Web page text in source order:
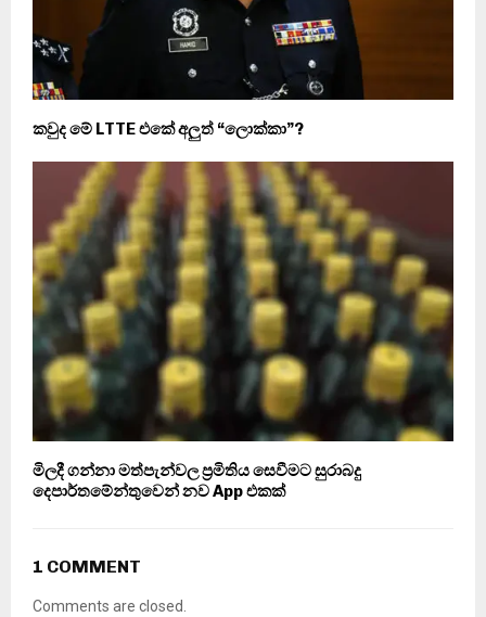
කවුද මේ LTTE එකේ අලුත් “ලොක්කා”?
මිලදී ගන්නා මත්පැන්වල ප්‍රමිතිය සෙවීමට සුරාබදු
දෙපාර්තමේන්තුවෙන් නව App එකක්
1 COMMENT
Comments are closed.